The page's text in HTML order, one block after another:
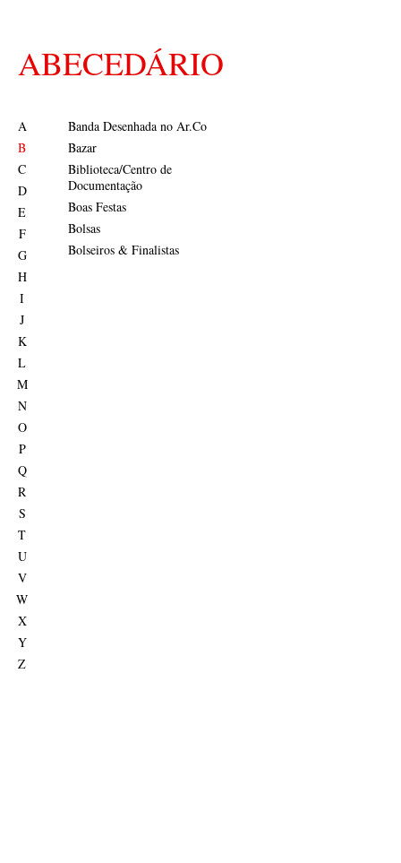
ABECEDÁRIO
A
B
C
D
E
F
G
H
I
J
K
L
M
N
O
P
Q
R
S
T
U
V
W
X
Y
Z
Banda Desenhada no Ar.Co
Bazar
Biblioteca/Centro de
Documentação
Boas Festas
Bolsas
Bolseiros & Finalistas